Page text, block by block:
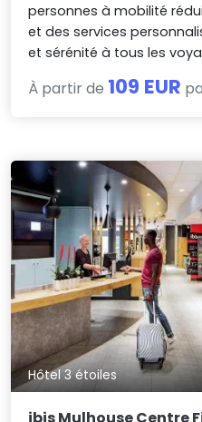
personnes à mobilité
et des services
et sérénité à tous les
À partir de 109 EUR
Hôtel 3 étoiles
ibis Mulhouse Centre